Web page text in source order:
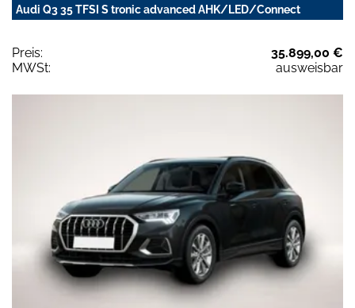
Audi Q3 35 TFSI S tronic advanced AHK/LED/Connect
Preis:
35.899,00 €
MWSt:
ausweisbar